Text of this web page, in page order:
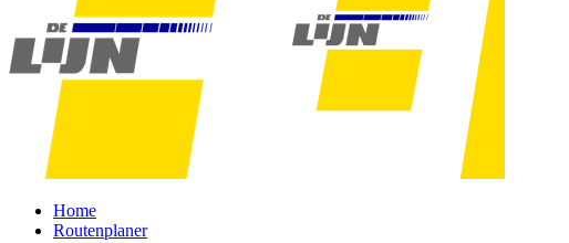
Home
Routenplaner